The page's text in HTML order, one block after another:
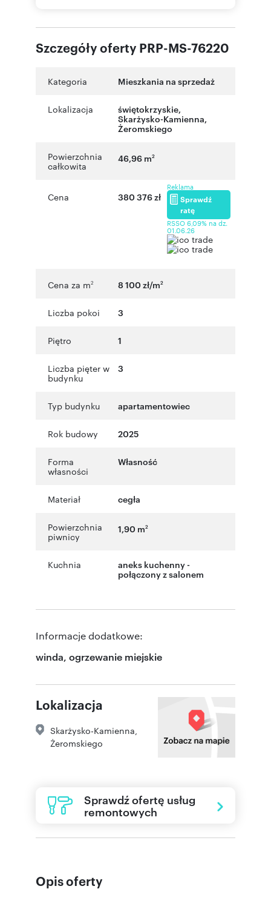
Szczegóły oferty PRP-MS-76220
Kategoria Mieszkania na sprzedaż
Lokalizacja świętokrzyskie,
Skarżysko-Kamienna,
Żeromskiego
Powierzchnia
całkowita
46,96 m2
Cena 380 376 zł
Reklama
Sprawdź
ratę
RSSO 6,09% na dz.
01.06.26
Cena za m2 8 100 zł/m2
Liczba pokoi 3
Piętro 1
Liczba pięter w
budynku
3
Typ budynku apartamentowiec
Rok budowy 2025
Forma
własności
Własność
Materiał cegła
Powierzchnia
piwnicy
1,90 m2
Kuchnia
aneks kuchenny -
połączony z salonem
Informacje dodatkowe:
winda, ogrzewanie miejskie
Lokalizacja
Skarżysko-Kamienna
Żeromskiego
Sprawdź ofertę usług
remontowych
Opis oferty